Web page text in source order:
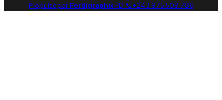
Propulsé par Ferdigraphix FD 📞+243 975 509 786